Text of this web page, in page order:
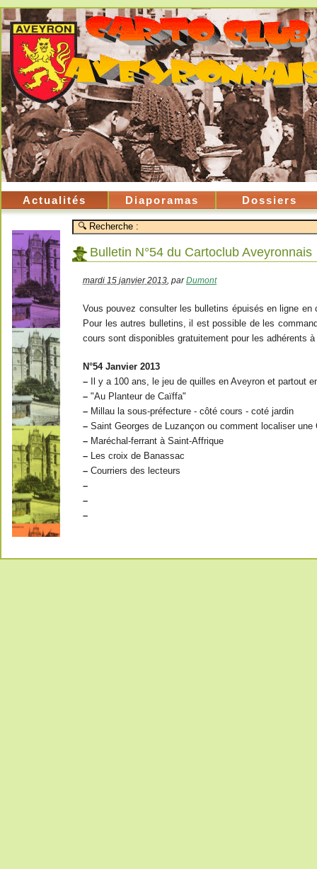
Actualités Diaporamas Dossiers
Bulletin N°54 du Cartoclub Aveyronnais
mardi 15 janvier 2013 parDumont
Vous pouvez consulter les bulletins épuisés en ligne
Pour les autres bulletins, il est possible de les
cours sont disponibles gratuitement pour les adhérents
N°54 Janvier 2013
– Il y a 100 ans, le jeu de quilles en Aveyron et partout
– "Au Planteur de Caïffa"
– Millau la sous-préfecture - côté cours - coté jardin
– Saint Georges de Luzançon ou comment localiser une
– Maréchal-ferrant à Saint-Affrique
– Les croix de Banassac
– Courriers des lecteurs
–
–
–